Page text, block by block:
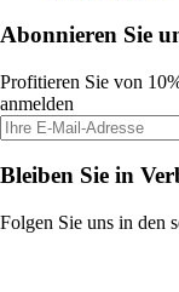
Abonnieren Sie
Profitieren Sie von
anmelden
Bleiben Sie in
Folgen Sie uns in den